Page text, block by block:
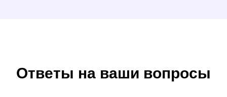
Ответы на ваши вопросы